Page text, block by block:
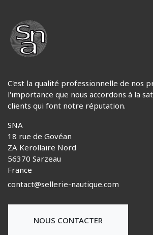
C'est la qualité professionnelle de nos
l'importance que nous accordons à la
clients qui font notre réputation.
SNA
18 rue de Govéan
ZA Kerollaire Nord
56370 Sarzeau
France
contact@sellerie-nautique.com
NOUS CONTACTER